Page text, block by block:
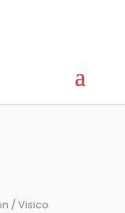
/ Visico